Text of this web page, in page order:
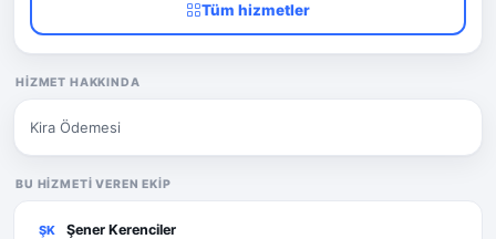
Tüm hizmetler
HIZMET HAKKINDA
Kira Ödemesi
BU HIZMETI VEREN EKIP
ŞK Şener Kerenciler